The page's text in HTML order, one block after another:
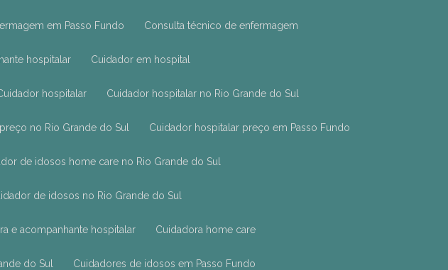
em Passo Fundo Consulta técnico de enfermagem
hospitalar Cuidador em hospital
Cuidador hospitalar Cuidador hospitalar no Rio Grande do Sul
no Rio Grande do Sul Cuidador hospitalar preço em Passo Fundo
de idosos home care no Rio Grande do Sul
de idosos no Rio Grande do Sul
e acompanhante hospitalar Cuidadora home care
do Sul Cuidadores de idosos em Passo Fundo